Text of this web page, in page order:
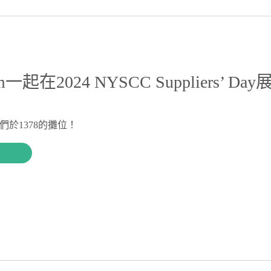
一起在2024 NYSCC Suppliers’ Day
於1378的攤位！